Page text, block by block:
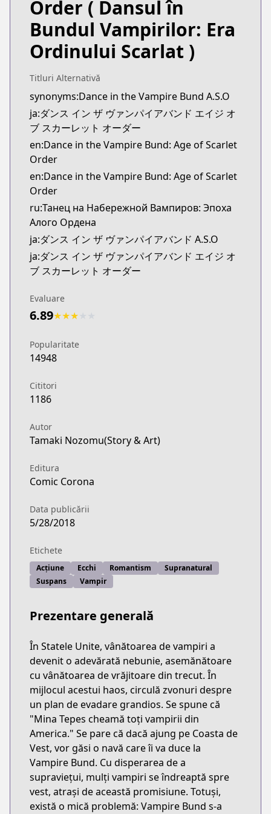
CDJapan
CDJapan
https://www.anime-planet.com/manga/https://
MangaUpdates
https://www.mangaupdates.com/
Book☆Walker
Book☆Walker
https://bookwalker.jp/series/224125/list
Official English
Official English
https://sevenseasentertainment.com/series/
Order ( Dansul în
Bundul Vampirilor: Era
Ordinului Scarlat )
Titluri Alternativă
synonyms:Dance in the Vampire Bund A.S.O
ja:ダンス イン ザ ヴァンパイアバンド エイジ オ
ブ スカーレット オーダー
en:Dance in the Vampire Bund: Age of Scarlet
Order
en:Dance in the Vampire Bund: Age of Scarlet
Order
ru:Танец на Набережной Вампиров: Эпоха
Алого Ордена
ja:ダンス イン ザ ヴァンパイアバンド A.S.O
ja:ダンス イン ザ ヴァンパイアバンド エイジ オ
ブ スカーレット オーダー
Evaluare
6.89★★★
Popularitate
14948
Cititori
1186
Autor
Tamaki Nozomu(Story & Art)
Editura
Comic Corona
Data publicării
5/28/2018
Etichete
Acțiune Ecchi Romantism
Supranatural
Suspans
Vampir
Prezentare generală
În Statele Unite, vânătoarea de vampiri a
devenit o adevărată nebunie, asemănătoare
cu vânătoarea de vrăjitoare din trecut. În
mijlocul acestui haos, circulă zvonuri despre
un plan de evadare grandios. Se spune că
"Mina Tepes cheamă toți vampirii din
America." Se pare că dacă ajung pe Coasta de
Vest, vor găsi o navă care îi va duce la
Vampire Bund. Cu disperarea de a
supraviețui, mulți vampiri se îndreaptă spre
vest, atrași de această promisiune. Totuși,
există o mică problemă: Vampire Bund s-a